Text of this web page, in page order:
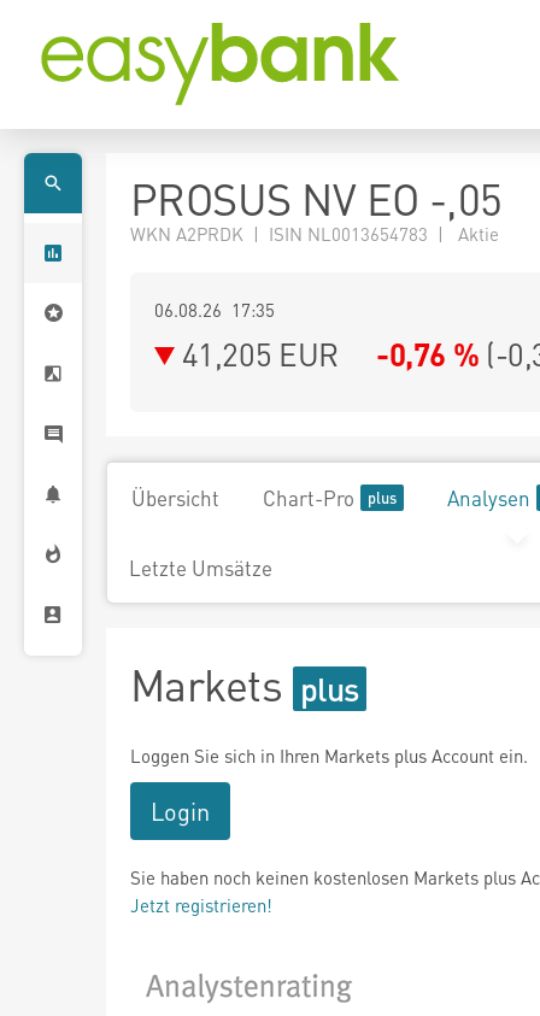
PROSUS NV EO -,05
WKN A2PRDK | ISIN NL0013654783 | Aktie
06.08.26 17:35
41,205 EUR -0,76 % (-
Übersicht Chart-Pro Analysen
Letzte Umsätze
Markets
Loggen Sie sich in Ihren Markets plus Account ein.
Login
Sie haben noch keinen kostenlosen Markets plus
Jetzt registrieren!